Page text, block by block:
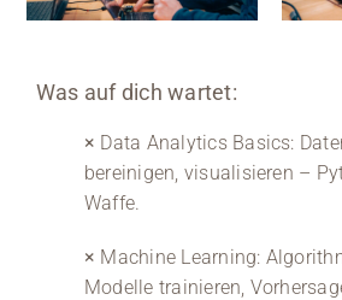
Was auf dich wartet:
× Data Analytics Basics:
bereinigen, visualisieren –
Waffe.
× Machine Learning:
Modelle trainieren,